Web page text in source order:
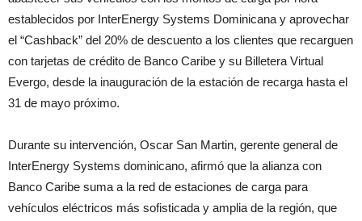
establecidos por InterEnergy Systems Dominicana y aprovechar
el “Cashback” del 20% de descuento a los clientes que recarguen
con tarjetas de crédito de Banco Caribe y su Billetera Virtual
Evergo, desde la inauguración de la estación de recarga hasta el
31 de mayo próximo.
Durante su intervención, Oscar San Martin, gerente general de
InterEnergy Systems dominicano, afirmó que la alianza con
Banco Caribe suma a la red de estaciones de carga para
vehículos eléctricos más sofisticada y amplia de la región, que